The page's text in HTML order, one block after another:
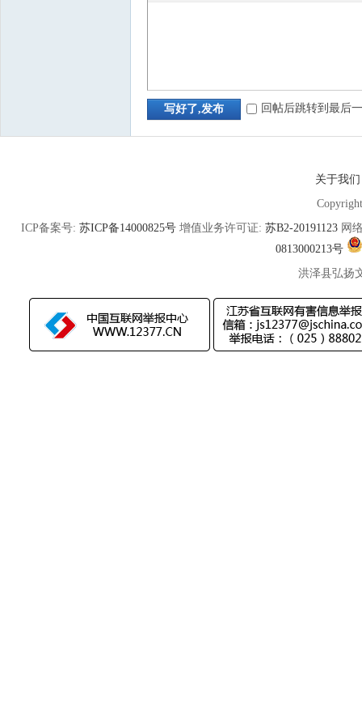
写好了,发布 回帖后跳转到最后
关于我们
ICP备案号: 苏ICP备14000825号 增值业务许可证: 苏B2-20191123 网
0813000213号
洪泽县弘扬